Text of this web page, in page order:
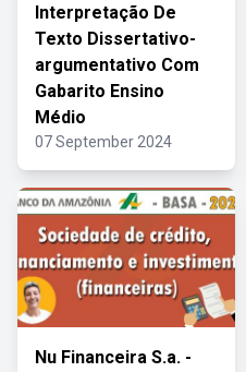
Interpretação De
Texto Dissertativo-
argumentativo Com
Gabarito Ensino
Médio
07 September 2024
Nu Financeira S.a. -